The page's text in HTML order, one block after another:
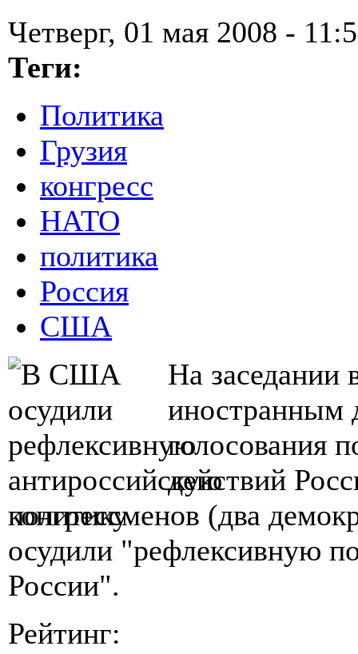
Четверг, 01 мая 2008 -
Теги:
Политика
Грузия
конгресс
НАТО
политика
Россия
США
На заседании
иностранным
голосования
действий
конгрессменов (два
осудили "рефлексивную
России".
Рейтинг: